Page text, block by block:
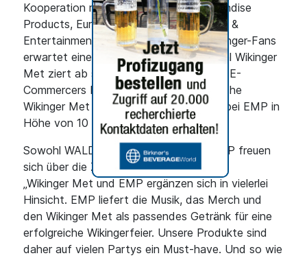
Kooperation mit EMP Exclusive Merchandise
Products, Europas Nr. 1 in Sachen Rock- &
Entertainmentmerchandising, nahe. Wikinger-Fans
erwartet eine Überraschung: Den Original Wikinger
Met ziert ab sofort ein Überhänger des E-
Commercers EMP. Beim Kauf einer Flasche
Wikinger Met erhalten sie einen Rabatt bei EMP in
Höhe von 10 Euro.
Sowohl WALDEMAR BEHN als auch EMP freuen
sich über die Zusammenarbeit.
„Wikinger Met und EMP ergänzen sich in vielerlei
Hinsicht. EMP liefert die Musik, das Merch und
den Wikinger Met als passendes Getränk für eine
erfolgreiche Wikingerfeier. Unsere Produkte sind
daher auf vielen Partys ein Must-have. Und so wie